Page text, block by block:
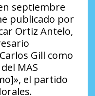
septiembre
publicado por
Ortiz Antelo,
Gill como
MAS
el partido